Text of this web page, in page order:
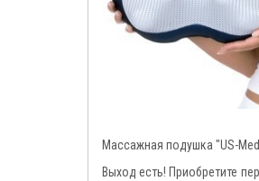
Массажная подушка "US-
Выход есть! Приобретите